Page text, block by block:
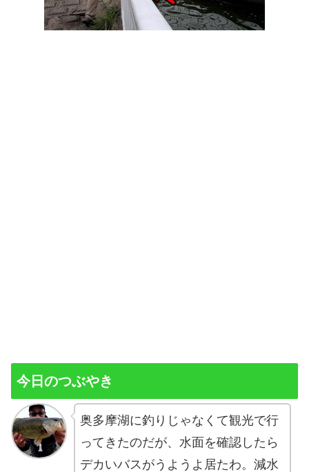
今日のつぶやき
奥多摩湖に釣りじゃなくて観光で行
ってきたのだが、水面を確認したら
デカいバスがうようよ居たわ。減水